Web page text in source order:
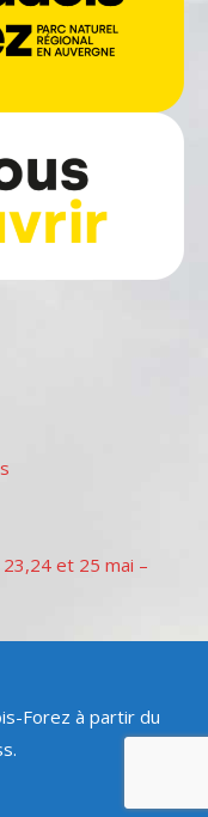
et 25 mai –
Forez à partir du